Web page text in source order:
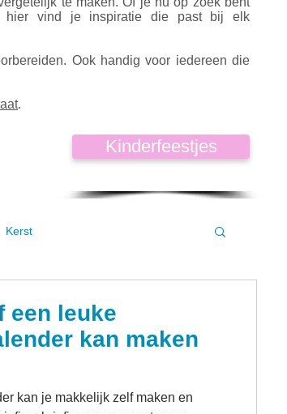
hier vind je inspiratie die past bij elk
Ook handig voor iedereen die
.
Kinderfeestjes
Kerst
een leuke
kan maken
kan je makkelijk zelf maken en